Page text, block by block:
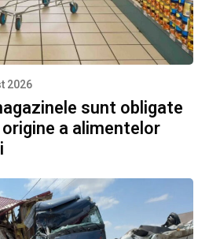
2026
sunt obligate
a alimentelor